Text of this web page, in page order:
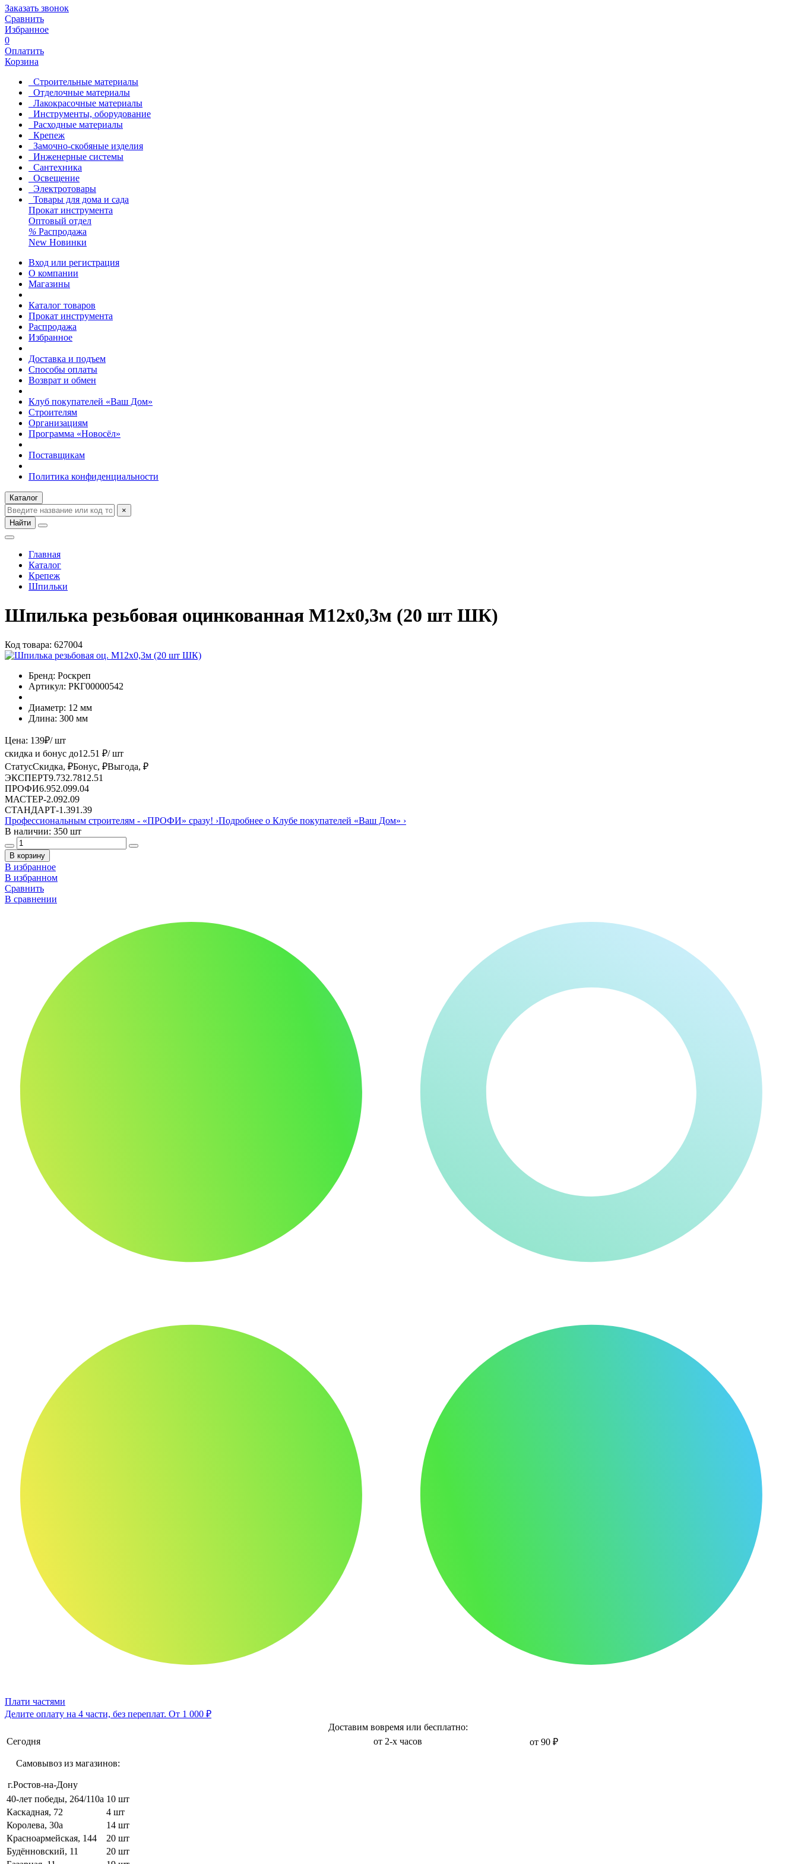
Заказать звонок
Сравнить
Избранное
0
Оплатить
Корзина
Строительные материалы
Отделочные материалы
Лакокрасочные материалы
Инструменты, оборудование
Расходные материалы
Крепеж
Замочно-скобяные изделия
Инженерные системы
Сантехника
Освещение
Электротовары
Товары для дома и сада
Прокат инструмента
Оптовый отдел
% Распродажа
New Новинки
Вход или регистрация
О компании
Магазины
Каталог товаров
Прокат инструмента
Распродажа
Избранное
Доставка и подъем
Способы оплаты
Возврат и обмен
Клуб покупателей «Ваш Дом»
Строителям
Организациям
Программа «Новосёл»
Поставщикам
Политика конфиденциальности
Каталог
×
Найти
Главная
Каталог
Крепеж
Шпильки
Шпилька резьбовая оцинкованная М12х0,3м (20 шт ШК)
Код товара: 627004
Бренд: Роскреп
Артикул: РКГ00000542
Диаметр: 12 мм
Длина: 300 мм
Цена: 139₽/ шт
скидка и бонус до12.51 ₽/ шт
СтатусСкидка, ₽Бонус, ₽Выгода, ₽
ЭКСПЕРТ9.732.7812.51
ПРОФИ6.952.099.04
МАСТЕР-2.092.09
СТАНДАРТ-1.391.39
Профессиональным строителям - «ПРОФИ» сразу! ›Подробнее о Клубе покупателей «Ваш Дом» ›
В наличии: 350 шт
В корзину
В избранное
В избранном
Сравнить
В сравнении
Плати частями
Делите оплату на 4 части, без переплат. От 1 000 ₽
Доставим вовремя или бесплатно:
Сегодня
от 2-х часов от 90 ₽
Самовывоз из магазинов:
г.Ростов-на-Дону
40-лет победы, 264/110а 10 шт
Каскадная, 72
4 шт
Королева, 30а
14 шт
Красноармейская, 144
20 шт
Будённовский, 11
20 шт